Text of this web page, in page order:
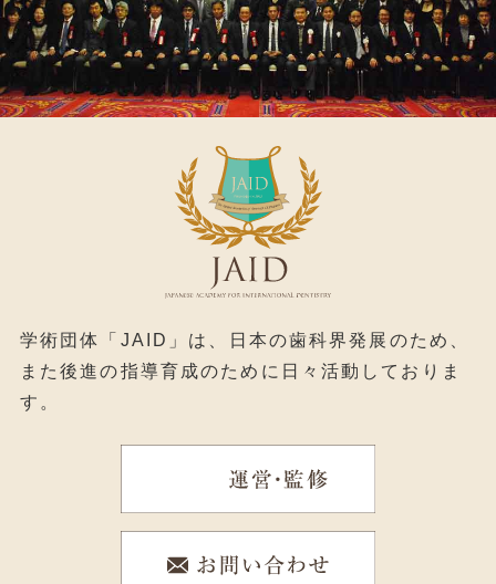
学術団体「JAID」は、日本の歯科界発展のため、
また後進の指導育成のために日々活動しておりま
す。